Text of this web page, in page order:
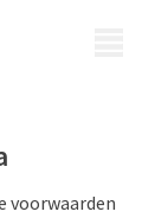
voorwaarden